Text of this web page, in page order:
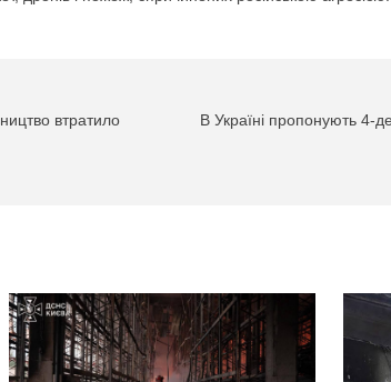
втратило
В Україні пропонують 4-